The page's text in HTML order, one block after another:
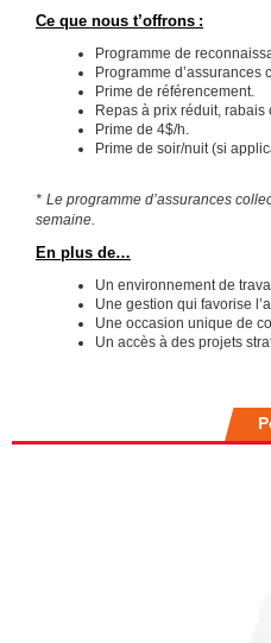
Ce que nous t’offrons :
Programme de
Programme
Prime de référencement.
Repas à prix réduit, rabais
Prime de 4$/h.
Prime de soir/nuit (si
* Le programme d’assurances
semaine.
En plus de…
Un environnement de
Une gestion qui favorise
Une occasion unique de
Un accès à des projets